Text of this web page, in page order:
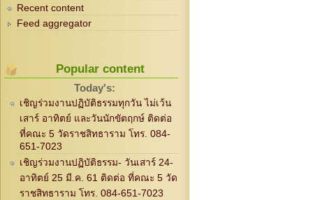
Recent content
Feed aggregator
Popular content
Today's:
เชิญร่วมงานปฏิบัติธรรมทุกวัน ไม่เว้น
เสาร์ อาทิตย์ และวันนักขัตฤกษ์ ติดต่อ
ที่คณะ 5 วัดราชสิทธาราม โทร. 084-
651-7023
เชิญร่วมงานปฏิบัติธรรม- วันเสาร์ 24-
อาทิตย์ 25 มี.ค. 61 ติดต่อ ที่คณะ 5 วัด
ราชสิทธาราม โทร. 084-651-7023